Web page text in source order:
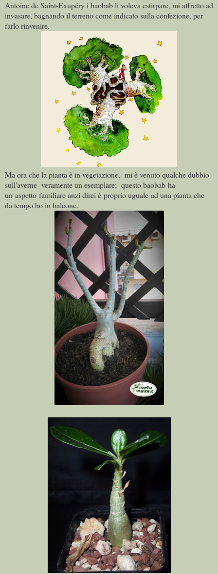
Antoine de Saint-Exupéry i baobab li voleva estirpare, mi affretto ad
invasare, bagnando il terreno come indicato sulla confezione, per
farlo rinvenire.
Ma ora che la pianta è in vegetazione, mi è venuto qualche dubbio
sull'averne veramente un esemplare; questo baobab ha
un aspetto familiare anzi direi è proprio uguale ad una pianta che
da tempo ho in balcone.